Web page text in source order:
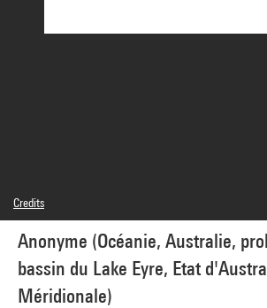
Anonyme (Océanie, Australie,
bassin du Lake Eyre, Etat
Méridionale)
Credits
© droits réservés
Photo credits : Georges Meguerditchian - Centre
Image reference : 4N00270